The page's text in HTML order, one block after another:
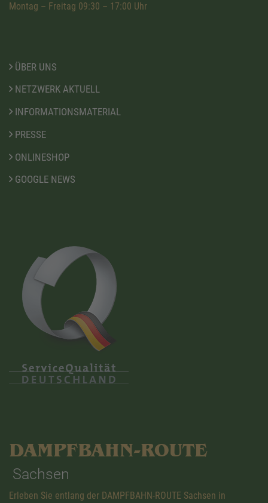
Montag – Freitag 09:30 – 17:00 Uhr
ÜBER UNS
NETZWERK AKTUELL
INFORMATIONSMATERIAL
PRESSE
ONLINESHOP
GOOGLE NEWS
DAMPFBAHN-ROUTE
Sachsen
Erleben Sie entlang der DAMPFBAHN-ROUTE Sachsen in